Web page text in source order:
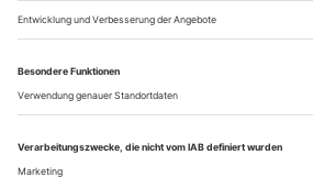
«300 Jahre Theater in Darmstadt»:
Jubiläum ganz unterschiedlich feiern:
Wagner ist immer gut geeignet,
Oder: mit Kostproben aus allen Genres
Spielzeit hat Darmstadt nicht nur
«Walküre» auf dem